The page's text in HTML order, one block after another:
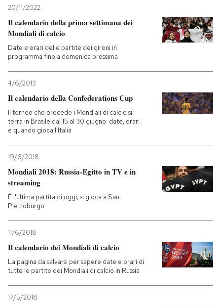
20/11/2022
Il calendario della prima settimana dei
Mondiali di calcio
Date e orari delle partite dei gironi in
programma fino a domenica prossima
4/6/2013
Il calendario della Confederations Cup
Il torneo che precede i Mondiali di calcio si
terrà in Brasile dal 15 al 30 giugno: date, orari
e quando gioca l'Italia
19/6/2018
Mondiali 2018: Russia-Egitto in TV e in
streaming
È l'ultima partita di oggi, si gioca a San
Pietroburgo
11/6/2018
Il calendario dei Mondiali di calcio
La pagina da salvarsi per sapere date e orari di
tutte le partite dei Mondiali di calcio in Russia
17/5/2018